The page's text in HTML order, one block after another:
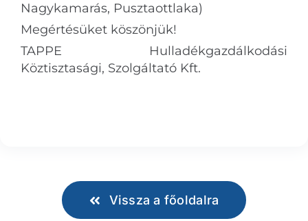
Nagykamarás, Pusztaottlaka)
Megértésüket köszönjük!
TAPPE Hulladékgazdálkodási
Köztisztasági, Szolgáltató Kft.
Vissza a főoldalra